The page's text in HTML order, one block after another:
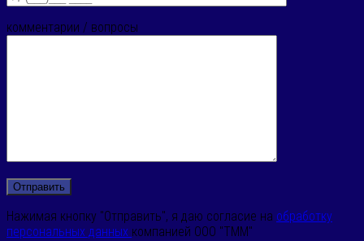
комментарии / вопросы
Нажимая кнопку "Отправить", я даю согласие на обработку
персональных данных компанией ООО "ТММ"